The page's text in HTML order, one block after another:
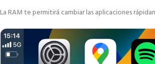
La RAM te permitirá cambiar las aplicaciones